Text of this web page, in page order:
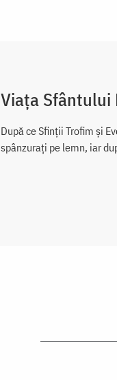
Viața Sfântului
După ce Sfinții Trofim și
spânzurați pe lemn, iar